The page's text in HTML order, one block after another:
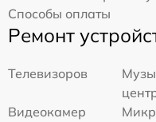
Способы оплаты
Ремонт
Телевизоров
Видеокамер